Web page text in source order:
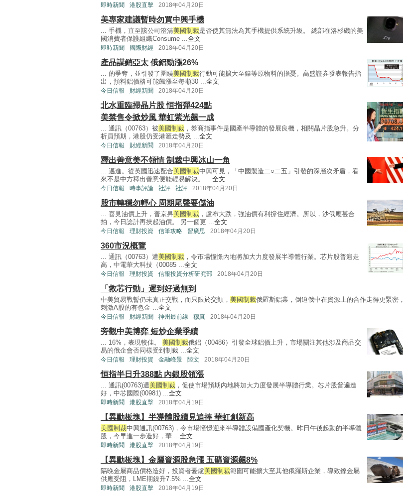
即時新聞 港股直擊 2018年04月20日
美專家建議暫時勿買中興手機
... 手機，直至該公司澄清美國制裁是否使其無法為其手機提供系統升級。 總部在洛杉磯的美
國消費者保護組織Consume ...全文
即時新聞 國際財經 2018年04月20日
產品謀銷亞太 俄鋁勁漲26%
... 的爭奪，並引發了圍繞美國制裁行動可能擴大至鎳等原物料的擔憂。高盛證券發表報告指
出，預料鋁價格可能飆漲至每噸30 ...全文
今日信報 財經新聞 2018年04月20日
北水重臨掃晶片股 恒指彈424點
美禁售令掀炒風 華虹紫光飆一成
... 通訊（00763）被美國制裁 ，券商指事件是國產半導體的發展良機，相關晶片股急升。分
析員預期，港股仍受港滙走勢及 ...全文
今日信報 財經新聞 2018年04月20日
釋出善意美不領情 制裁中興冰山一角
... 邁進。從英國迅速配合美國制裁中興可見，「中國製造二○二五」引發的深層次矛盾，看
來不是中方釋出善意便能輕易解決。 ...全文
今日信報 時事評論 社評 社評 2018年04月20日
股市轉穩勿輕心 周期尾聲要儲油
... 喜見油價上升，普京畀美國制裁 ，盧布大跌，強油價有利撐住經濟。所以，沙俄應甚合
拍，今日諗計再挾起油價。 另一個更 ...全文
今日信報 理財投資 信筆攻略 習廣思 2018年04月20日
360市況概覽
... 通訊（00763）遭美國制裁 ，令市場憧憬內地將加大力度發展半導體行業。芯片股普遍走
高，中電華大科技（00085 ...全文
今日信報 理財投資 信報投資分析研究部 2018年04月20日
「救芯行動」遲到好過無到
中美貿易戰暫仍未真正交戰，而只限於交顫， 美國制裁俄羅斯鋁業，倒迫俄中在資源上的合作走得更緊密，
刺激A股的有色金 ...全文
今日信報 財經新聞 神州最前線 穆真 2018年04月20日
旁觀中美博弈 短炒企業季績
... 16%，表現較佳。 美國制裁俄鋁（00486）引發全球鋁價上升，市場關注其他涉及商品交
易的俄企會否同樣受到制裁 ...全文
今日信報 理財投資 金融峰景 陸文 2018年04月20日
恒指半日升388點 內銀股領漲
... 通訊(00763)遭美國制裁 ，促使市場預期內地將加大力度發展半導體行業。芯片股普遍造
好，中芯國際(00981) ...全文
即時新聞 港股直擊 2018年04月19日
【異動板塊】半導體股續見追捧 華虹創新高
美國制裁中興通訊(00763)，令市場憧憬迎來半導體設備國產化契機。昨日午後起動的半導體
股，今早進一步造好，華 ...全文
即時新聞 港股直擊 2018年04月19日
【異動板塊】金屬資源股急漲 五礦資源飆8%
隔晚金屬商品價格造好，投資者憂慮美國制裁範圍可能擴大至其他俄羅斯企業，導致鎳金屬
供應受阻，LME期鎳升7.5% ...全文
即時新聞 港股直擊 2018年04月19日